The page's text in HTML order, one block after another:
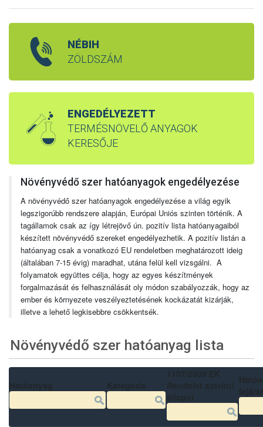
NÉBIH
ZÖLDSZÁM
ENGEDÉLYEZETT
TERMÉSNÖVELŐ ANYAGOK
KERESŐJE
Növényvédő szer hatóanyagok engedélyezése
A növényvédő szer hatóanyagok engedélyezése a világ egyik
legszigorúbb rendszere alapján, Európai Uniós szinten történik. A
tagállamok csak az így létrejövő ún. pozitív lista hatóanyagaiból
készített növényvédő szereket engedélyezhetik. A pozitív listán a
hatóanyag csak a vonatkozó EU rendeletben meghatározott ideig
(általában 7-15 évig) maradhat, utána felül kell vizsgálni. A
folyamatok együttes célja, hogy az egyes készítmények
forgalmazását és felhasználását oly módon szabályozzák, hogy az
ember és környezete veszélyeztetésének kockázatát kizárják,
illetve a lehető legkisebbre csökkentsék.
Növényvédő szer hatóanyag lista